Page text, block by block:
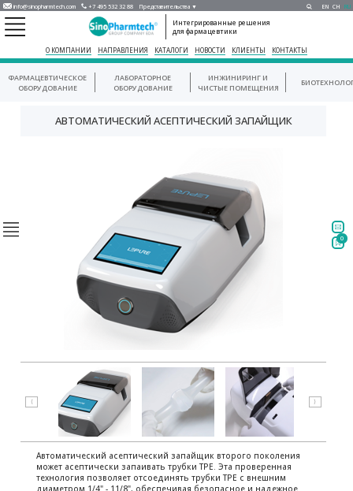
info@sinopharmtech.com +7 495 532 32 88 Представительства ▼ EN CH RU
Интегрированные решения
для фармацевтики
О КОМПАНИИ НАПРАВЛЕНИЯ КАТАЛОГИ НОВОСТИ КЛИЕНТЫ КОНТАКТЫ
ФАРМАЦЕВТИЧЕСКОЕ
ОБОРУДОВАНИЕ
ЛАБОРАТОРНОЕ
ОБОРУДОВАНИЕ
ИНЖИНИРИНГ И
ЧИСТЫЕ ПОМЕЩЕНИЯ
АВТОМАТИЧЕСКИЙ АСЕПТИЧЕСКИЙ ЗАПАЙЩИК
⟨ ⟩
Автоматический асептический запайщик второго поколения
может асептически запаивать трубки TPE. Эта проверенная
технология позволяет отсоединять трубки TPE с внешним
диаметром 1/4" - 11/8", обеспечивая безопасное и надежное
0